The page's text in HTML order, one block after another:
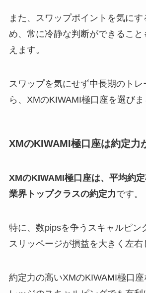
また、スワップポイントを気に
め、常に冷静な判断ができるこ
えます。
スワップを気にせず中長期のト
ら、XMのKIWAMI極口座を選びま
XMのKIWAMI極口座は約定力
XMのKIWAMI極口座は、平均約
業界トップクラスの約定力です。
特に、数pipsを争うスキャルピン
スリッページが損益を大きく左右
約定力の高いXMのKIWAMI極口